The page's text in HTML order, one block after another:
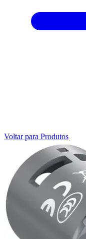
Voltar para Produtos